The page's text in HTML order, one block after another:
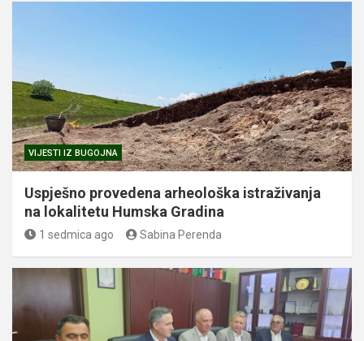
VIJESTI IZ BUGOJNA
Uspješno provedena arheološka istraživanja
na lokalitetu Humska Gradina
1 sedmica ago Sabina Perenda